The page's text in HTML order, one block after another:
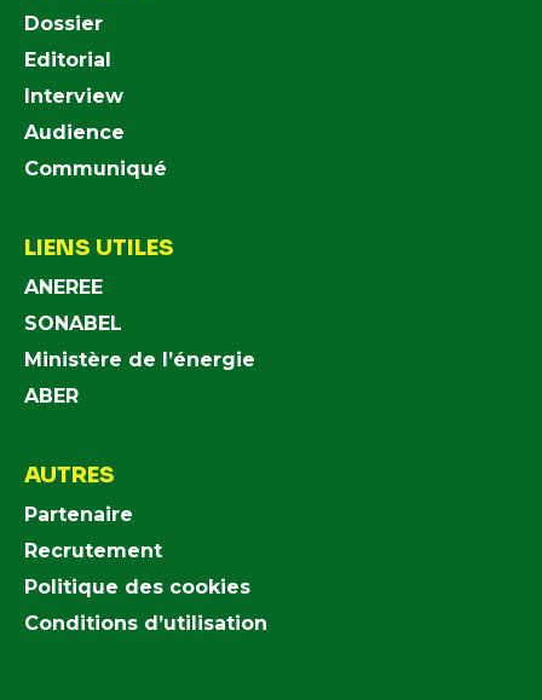
Dossier
Editorial
Interview
Audience
Communiqué
LIENS UTILES
ANEREE
SONABEL
Ministère de l’énergie
ABER
AUTRES
Partenaire
Recrutement
Politique des cookies
Conditions d’utilisation